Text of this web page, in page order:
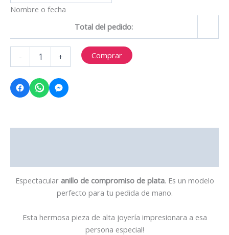
Nombre o fecha
Total del pedido:
-
cantidad
+ Comprar
Espectacular anillo de compromiso de plata. Es un modelo
perfecto para tu pedida de mano.
Esta hermosa pieza de alta joyería impresionara a esa
persona especial!